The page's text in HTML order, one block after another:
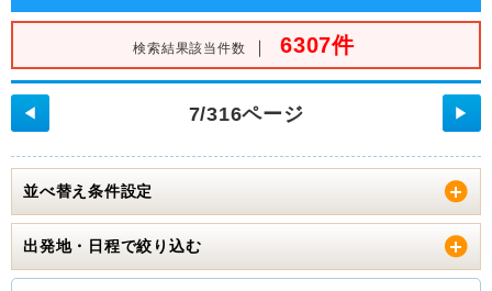
検索結果該当件数 ｜ 6307件
7/316ページ
◀ ▶
並べ替え条件設定
出発地・日程で絞り込む